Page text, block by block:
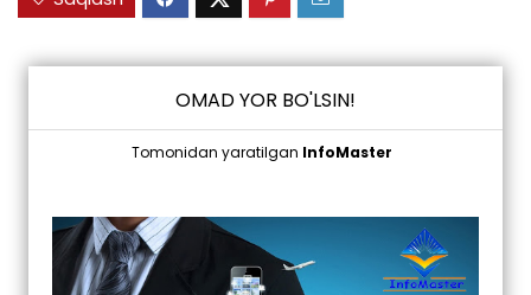
OMAD YOR BO'LSIN!
Tomonidan yaratilgan InfoMaster